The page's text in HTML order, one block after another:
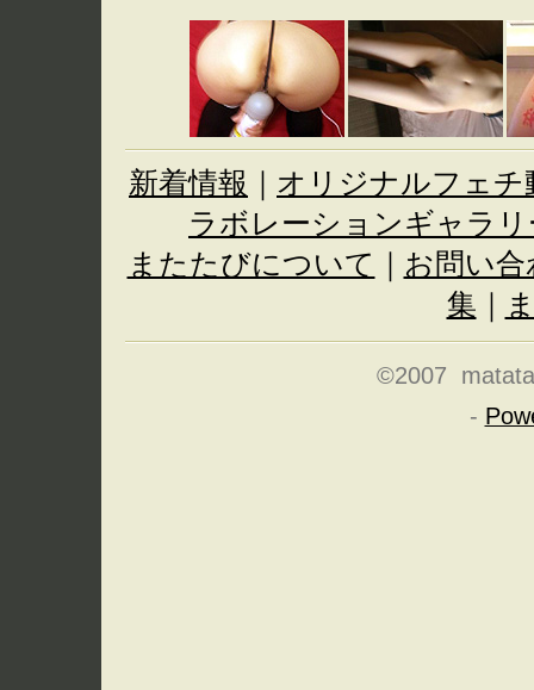
新着情報
オリジナルフェチ
ラボレーションギャラリ
またたびについて
お問い合
集
©2007
-